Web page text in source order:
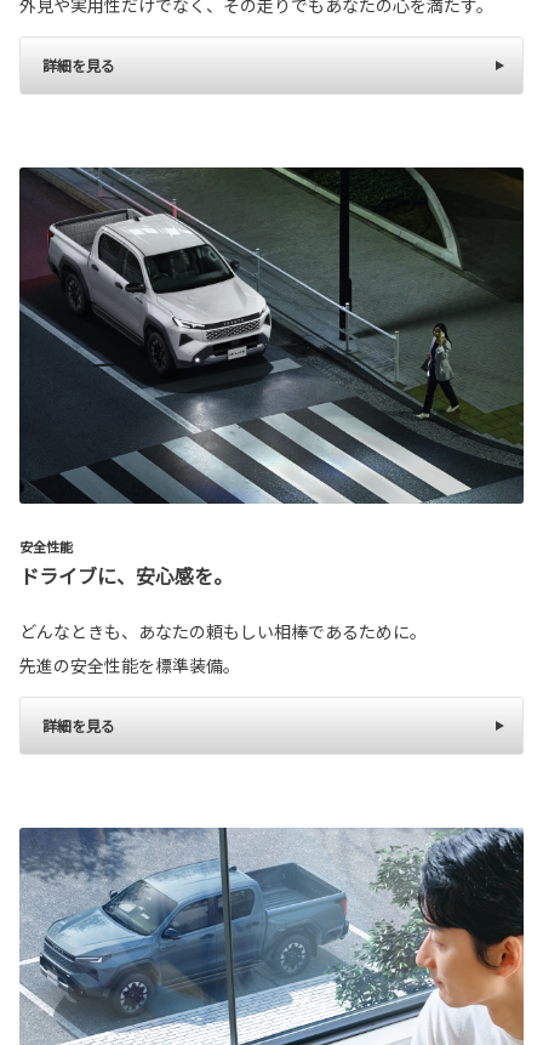
外見や実用性だけでなく、その走りでもあなたの心を満たす。
詳細を見る
安全性能
ドライブに、安心感を。
どんなときも、あなたの頼もしい相棒であるために。
先進の安全性能を標準装備。
詳細を見る